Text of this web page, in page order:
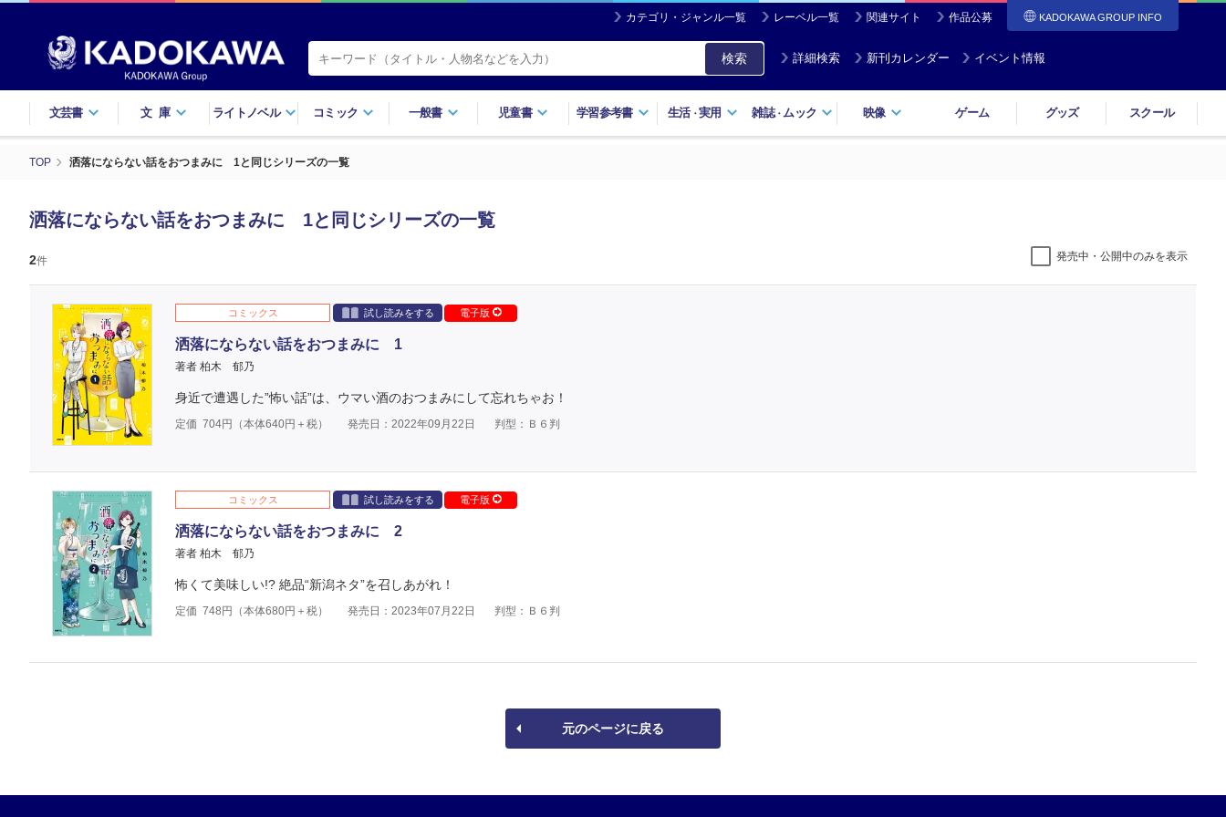
カテゴリ・ジャンル一覧 レーベル一覧 関連サイト 作品公募 KADOKAWA GROUP INFO
検索 詳細検索 新刊カレンダー イベント情報
文芸書 文庫 ライトノベル コミック 一般書 児童書 学習参考書 生活・実用 雑誌・ ムック 映像 ゲーム グッズ スクール
TOP 洒落にならない話をおつまみに 1と同じシリーズの一覧
洒落にならない話をおつまみに 1と同じシリーズの一覧
2件 発売中・公開中のみを表示
コミックス 試し読みをする 電子版
洒落にならない話をおつまみに 1
著者 柏木 郁乃
身近で遭遇した”怖い話”は、ウマい酒のおつまみにして忘れちゃお！
定価 704円（本体640円＋税） 発売日：2022年09月22日 判型：Ｂ６判
コミックス 試し読みをする 電子版
洒落にならない話をおつまみに 2
著者 柏木 郁乃
怖くて美味しい!? 絶品“新潟ネタ”を召しあがれ！
定価 748 円（本体680円＋税） 発売日：2023年07月22日 判型：Ｂ６判
元のページに戻る